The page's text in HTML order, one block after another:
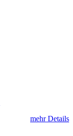
mehr Details